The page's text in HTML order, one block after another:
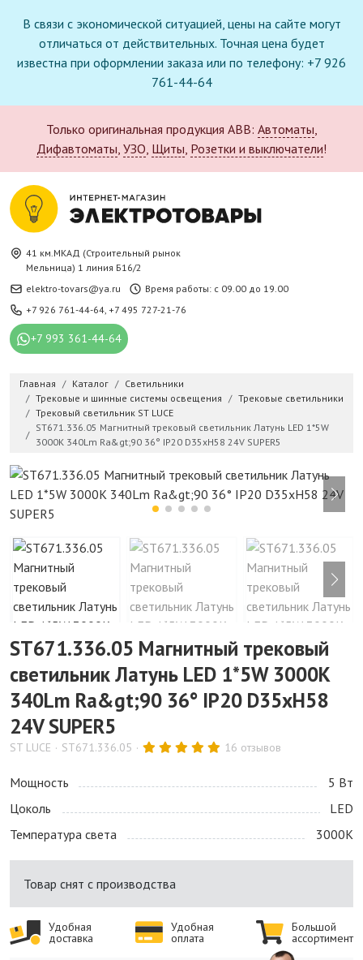
В связи с экономической ситуацией, цены на сайте могут
отличаться от действительных. Точная цена будет
известна при оформлении заказа или по телефону: +7 926
761-44-64
Только оригинальная продукция ABB: Автоматы,
Дифавтоматы, УЗО, Щиты, Розетки и выключатели!
41 км.МКАД (Строительный рынок
Мельница) 1 линия Б16/2
elektro-tovars@ya.ru
Время работы: с 09.00 до 19.00
+7 926 761-44-64, +7 495 727-21-76
+7 993 361-44-64
Главная Каталог
Светильники
Трековые и шинные системы освещения
Трековые светильники
Трековый светильник ST LUCE
ST671.336.05 Магнитный трековый светильник Латунь LED 1*5W
3000K 340Lm Ra&gt;90 36° IP20 D35xH58 24V SUPER5
ST671.336.05 Магнитный трековый
светильник Латунь LED 1*5W 3000K
340Lm Ra&gt;90 36° IP20 D35xH58
24V SUPER5
ST LUCE ST671.336.05 16 отзывов
Мощность
5 Bт
Цоколь
LED
Температура света
3000K
Товар снят с производства
Удобная
доставка
Удобная
оплата
Большой
ассортимент